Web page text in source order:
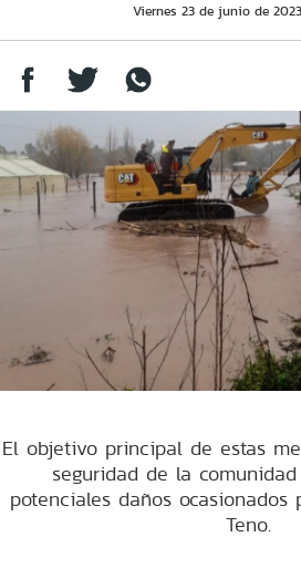
Viernes 23 de junio de 2023
El objetivo principal de estas
seguridad de la
potenciales daños
Teno.